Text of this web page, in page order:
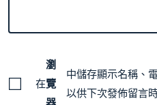
在
瀏
覽
中儲存顯示名稱、
以供下次發佈留言